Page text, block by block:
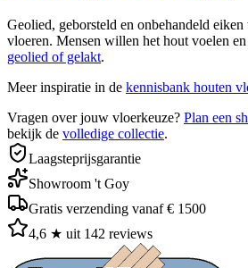
Geolied, geborsteld en onbehandeld
vloeren. Mensen willen het hout voelen
geolied of gelakt.
Meer inspiratie in de kennisbank houten
Vragen over jouw vloerkeuze? Plan een
bekijk de volledige collectie.
Laagsteprijsgarantie
Showroom 't Goy
Gratis verzending vanaf € 1500
4,6 ★ uit 142 reviews